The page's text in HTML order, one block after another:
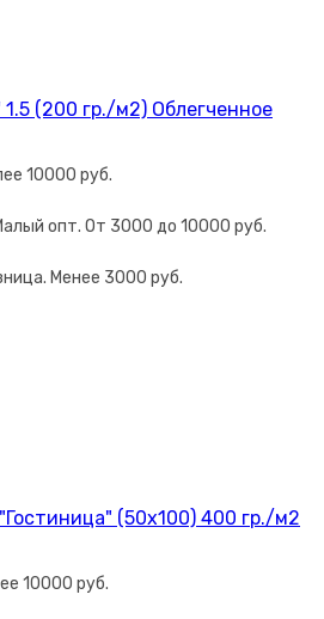
(200 гр./м2) Облегченное
(50х100) 400 гр./м2